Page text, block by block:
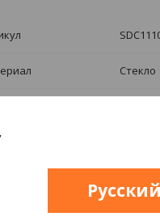
Стекло
профиля Хром
Русский